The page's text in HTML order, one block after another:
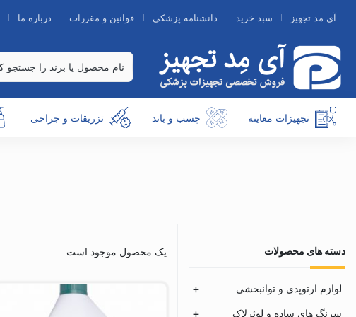
آی مد تجهیز سبد خرید دانشنامه پزشکی قوانین و مقررات درباره ما
تجهیزات معاینه چسب و باند تزریقات و جراحی
دسته های محصولات
لوازم ارتوپدی و توانبخشی
سرنگ های ساده و لوئرلاک
یک محصول موجود است